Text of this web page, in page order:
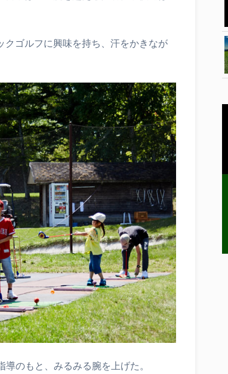
ゴルフに興味を持ち、汗をかきなが
のもと、みるみる腕を上げた。